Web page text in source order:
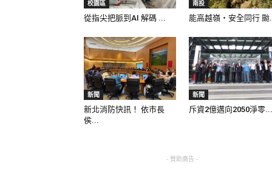
校園區
從指尖把脈到AI 解碼 ...
南投
能高越嶺‧安全同行 颱
新聞
新北消防快訊！ 依市長
侯...
新聞
斥資2億邁向2050淨零...
- 贊助廣告 -